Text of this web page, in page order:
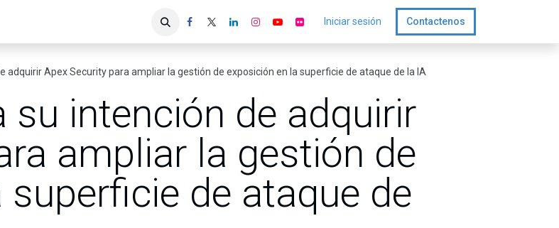
Iniciar sesión Contactenos
adquirir Apex Security para ampliar la gestión de exposición en la superficie de ataque de la IA
su intención de adquirir
ampliar la gestión de
de ataque de